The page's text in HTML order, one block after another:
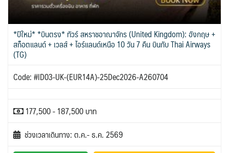
*ปีใหม่* *บินตรง* ทัวร์ สหราชอาณาจักร (United Kingdom): อังกฤษ +
สก็อตแลนด์ + เวลส์ + ไอร์แลนด์เหนือ 10 วัน 7 คืน บินกับ Thai Airways
(TG)
Code: #ID03-UK-(EUR14A)-25Dec2026-A260704
177,500 - 187,500 บาท
ช่วงเวลาเดินทาง: ต.ค.- ธ.ค. 2569